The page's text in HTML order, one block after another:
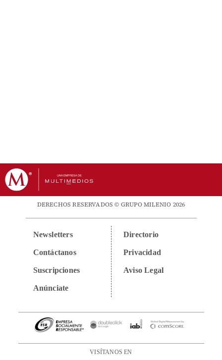
DERECHOS RESERVADOS © GRUPO MILENIO 2026
Newsletters
Contáctanos
Suscripciones
Anúnciate
Directorio
Privacidad
Aviso Legal
VISÍTANOS EN